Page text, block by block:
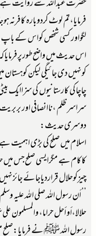
فرمایا،تم لوٹ کردوبارہ
لگواور کسی شخص کواس کے باپ
اس حدیث میں واضح
کونہیں دی جائیگی لیکن کوہستان
چاچاکی کارستانیوں کی سزاایک
سراسر ظلم ،ناانصافی اور
دوسری حدیث:
اسلام میں صلح کی بڑی اہمیت ہے
کاکام ہے مگرایسی صلح جس میں
چیزکوحلال قراردیاجائے
’’ أن رسول الله صلى الله عليه
حلالا،أو أحل حراما، والمسلمون
رسول اللہ ﷺ نے فرمایا:صلح